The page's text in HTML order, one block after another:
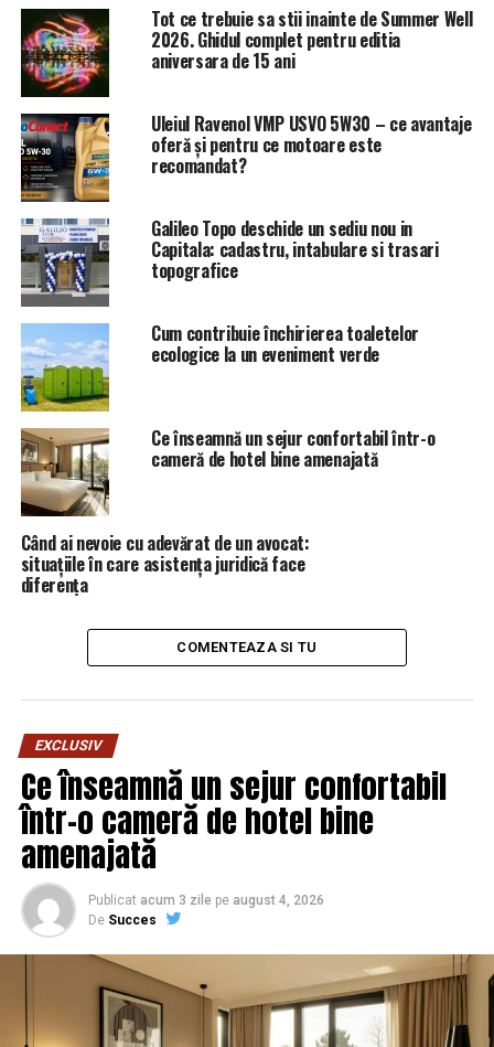
Tot ce trebuie sa stii inainte de Summer Well
2026. Ghidul complet pentru editia
aniversara de 15 ani
Uleiul Ravenol VMP USVO 5W30 – ce avantaje
oferă și pentru ce motoare este
recomandat?
Galileo Topo deschide un sediu nou in
Capitala: cadastru, intabulare si trasari
topografice
Cum contribuie închirierea toaletelor
ecologice la un eveniment verde
Ce înseamnă un sejur confortabil într-o
cameră de hotel bine amenajată
Când ai nevoie cu adevărat de un avocat:
situațiile în care asistența juridică face
diferența
COMENTEAZA SI TU
EXCLUSIV
Ce înseamnă un sejur confortabil
într-o cameră de hotel bine
amenajată
Publicat acum 3 zile pe august 4, 2026
De Succes